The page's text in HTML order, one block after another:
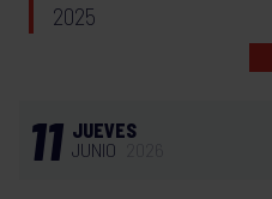
2025
11 JUEVES
JUNIO